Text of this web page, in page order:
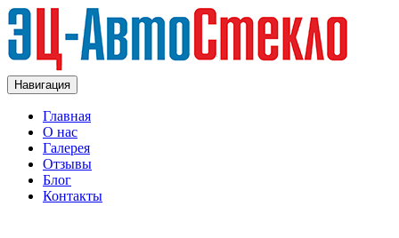
Навигация
Главная
О нас
Галерея
Отзывы
Блог
Контакты